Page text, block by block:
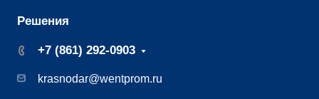
Решения
+7 (861) 292-0903
krasnodar@wentprom.ru